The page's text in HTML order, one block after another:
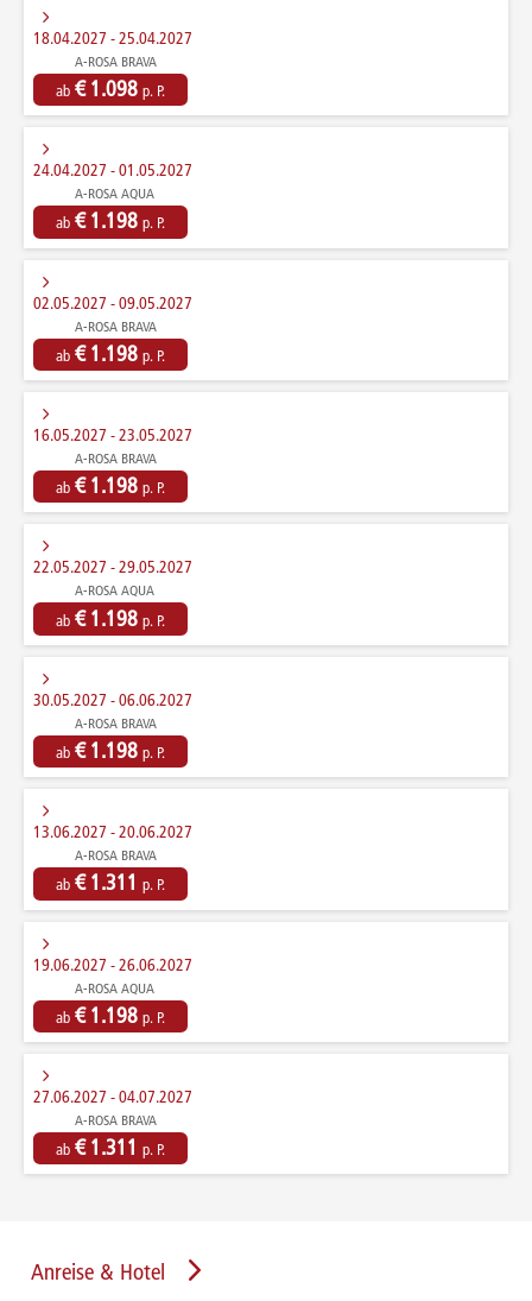
18.04.2027 - 25.04.2027
A-ROSA BRAVA
ab € 1.098 p. P.
24.04.2027 - 01.05.2027
A-ROSA AQUA
ab € 1.198 p. P.
02.05.2027 - 09.05.2027
A-ROSA BRAVA
ab € 1.198 p. P.
16.05.2027 - 23.05.2027
A-ROSA BRAVA
ab € 1.198 p. P.
22.05.2027 - 29.05.2027
A-ROSA AQUA
ab € 1.198 p. P.
30.05.2027 - 06.06.2027
A-ROSA BRAVA
ab € 1.198 p. P.
13.06.2027 - 20.06.2027
A-ROSA BRAVA
ab € 1.311 p. P.
19.06.2027 - 26.06.2027
A-ROSA AQUA
ab € 1.198 p. P.
27.06.2027 - 04.07.2027
A-ROSA BRAVA
ab € 1.311 p. P.
Anreise & Hotel